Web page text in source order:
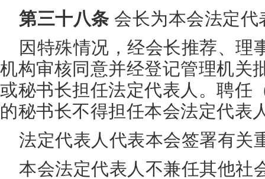
第三十八条会长为本会法定代
因特殊情况，经会长推荐、理
机构审核同意并经登记管理机关
或秘书长担任法定代表人。聘任
的秘书长不得担任本会法定代表
法定代表人代表本会签署有关
本会法定代表人不兼任其他社